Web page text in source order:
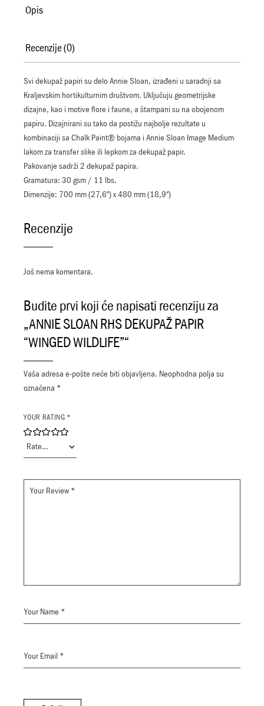
Opis
Recenzije (0)
Svi dekupaž papiri su delo Annie Sloan, izrađeni u saradnji sa
Kraljevskim hortikulturnim društvom. Uključuju geometrijske
dizajne, kao i motive flore i faune, a štampani su na obojenom
papiru. Dizajnirani su tako da postižu najbolje rezultate u
kombinaciji sa Chalk Paint® bojama i Annie Sloan Image Medium
lakom za transfer slike ili lepkom za dekupaž papir.
Pakovanje sadrži 2 dekupaž papira.
Gramatura: 30 gsm / 11 lbs.
Dimenzije: 700 mm (27,6″) x 480 mm (18,9″)
Recenzije
Još nema komentara.
Budite prvi koji će napisati recenziju za
„ANNIE SLOAN RHS DEKUPAŽ PAPIR
“WINGED WILDLIFE”“
Vaša adresa e-pošte neće biti objavljena. Neophodna polja su
označena *
YOUR RATING *